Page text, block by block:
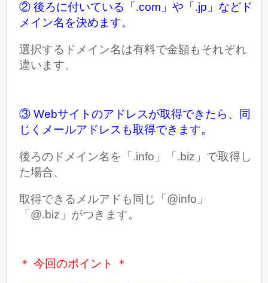
② 後ろに付いている「.com」や「.jp」などド
メイン名を決めます。
選択するドメイン名は有料で金額もそれぞれ
違います。
③ Webサイトのアドレスが取得できたら、 同
じくメールアドレスも取得できます。
後ろのドメイン名を「.info」「.biz」で取得し
た場合、
取得できるメルアドも同じ「@info」
「@.biz」がつきます。
＊ 今回のポイント ＊